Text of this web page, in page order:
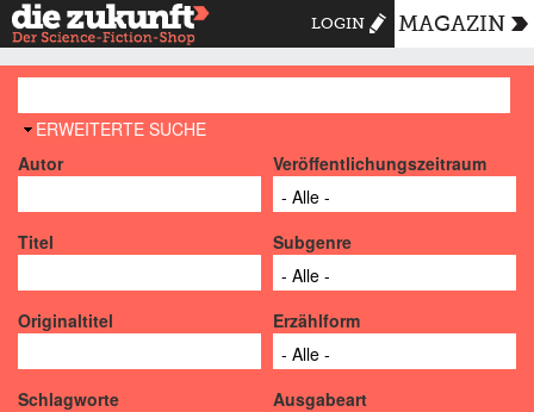
LOGIN MAGAZIN
AUSBLENDEN
ERWEITERTE SUCHE
Autor
Veröffentlichungszeitraum
Titel Subgenre
Originaltitel Erzählform
Schlagworte Ausgabeart